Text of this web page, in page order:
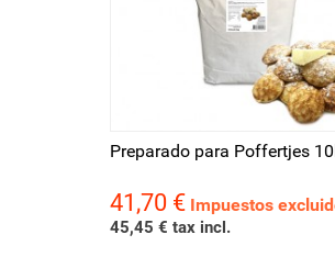
Preparado para Poffertjes
Precio
41,70 € Impuestos
45,45 € tax incl.